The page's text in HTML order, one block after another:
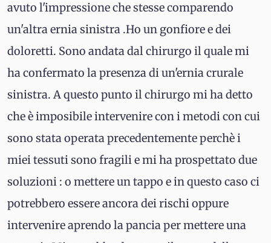
avuto l'impressione che stesse comparendo
un'altra ernia sinistra .Ho un gonfiore e dei
doloretti. Sono andata dal chirurgo il quale mi
ha confermato la presenza di un'ernia crurale
sinistra. A questo punto il chirurgo mi ha detto
che è imposibile intervenire con i metodi con cui
sono stata operata precedentemente perchè i
miei tessuti sono fragili e mi ha prospettato due
soluzioni : o mettere un tappo e in questo caso ci
potrebbero essere ancora dei rischi oppure
intervenire aprendo la pancia per mettere una